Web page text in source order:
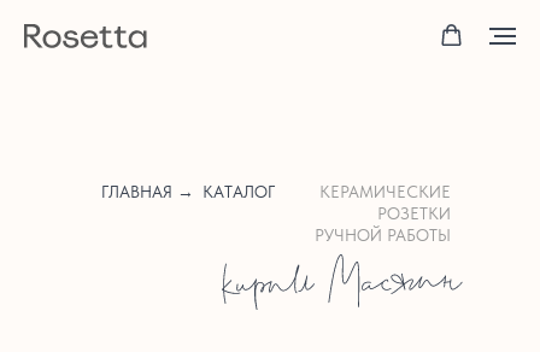
КЕРАМИЧЕСКИЕ
РОЗЕТКИ
РУЧНОЙ РАБОТЫ
ГЛАВНАЯ → КАТАЛОГ